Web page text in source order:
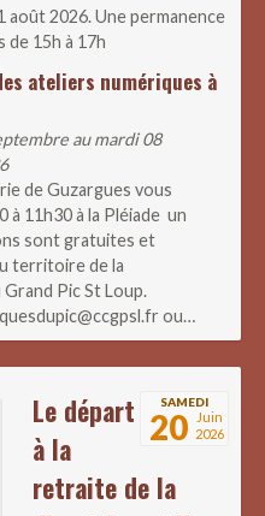
août 2026. Une permanence
de 15h à 17h
ateliers numériques à
au mardi 08
de Guzargues vous
à 11h30 à la Pléiade un
sont gratuites et
territoire de la
Pic St Loup.
ou…
SAMEDI
20
Juin
2026
Le départ
à la
retraite de la